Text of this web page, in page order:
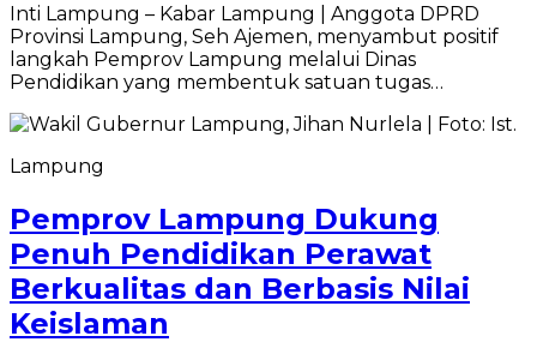
Inti Lampung – Kabar Lampung | Anggota DPRD
Provinsi Lampung, Seh Ajemen, menyambut positif
langkah Pemprov Lampung melalui Dinas
Pendidikan yang membentuk satuan tugas…
Lampung
Pemprov Lampung Dukung
Penuh Pendidikan Perawat
Berkualitas dan Berbasis Nilai
Keislaman